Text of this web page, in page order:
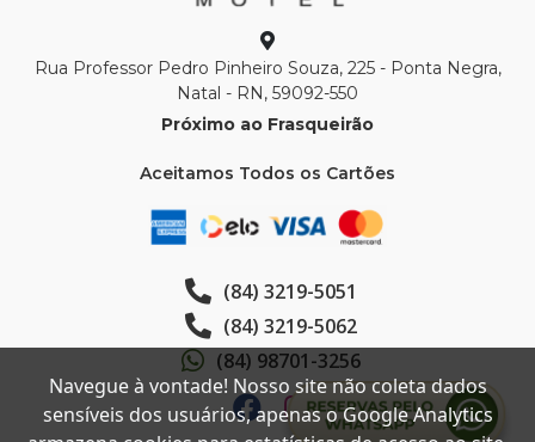
Rua Professor Pedro Pinheiro Souza, 225 - Ponta Negra,
Natal - RN, 59092-550
Próximo ao Frasqueirão
Aceitamos Todos os Cartões
(84) 3219-5051
(84) 3219-5062
(84) 98701-3256
Navegue à vontade! Nosso site não coleta dados
sensíveis dos usuários, apenas o Google Analytics